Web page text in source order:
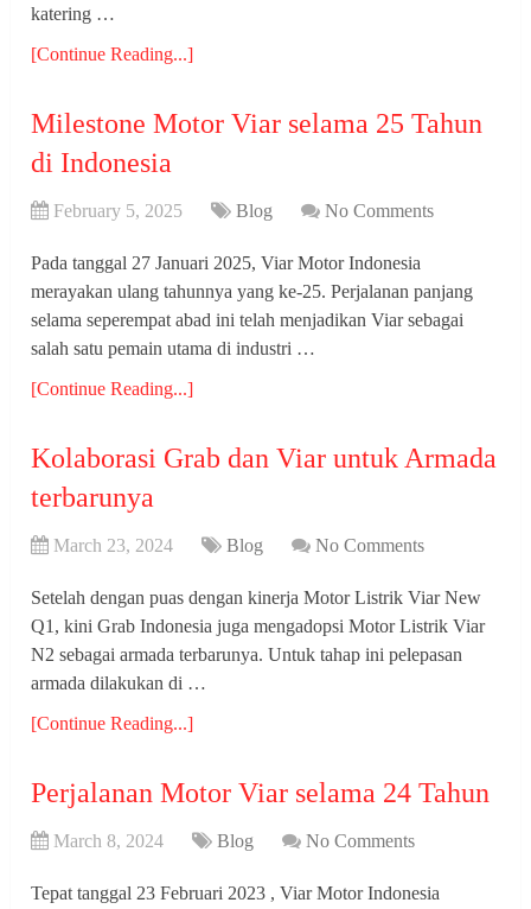
katering …
[Continue Reading...]
Milestone Motor Viar selama 25 Tahun
di Indonesia
February 5, 2025 Blog No Comments
Pada tanggal 27 Januari 2025, Viar Motor Indonesia
merayakan ulang tahunnya yang ke-25. Perjalanan panjang
selama seperempat abad ini telah menjadikan Viar sebagai
salah satu pemain utama di industri …
[Continue Reading...]
Kolaborasi Grab dan Viar untuk Armada
terbarunya
March 23, 2024 Blog No Comments
Setelah dengan puas dengan kinerja Motor Listrik Viar New
Q1, kini Grab Indonesia juga mengadopsi Motor Listrik Viar
N2 sebagai armada terbarunya. Untuk tahap ini pelepasan
armada dilakukan di …
[Continue Reading...]
Perjalanan Motor Viar selama 24 Tahun
March 8, 2024 Blog No Comments
Tepat tanggal 23 Februari 2023 , Viar Motor Indonesia